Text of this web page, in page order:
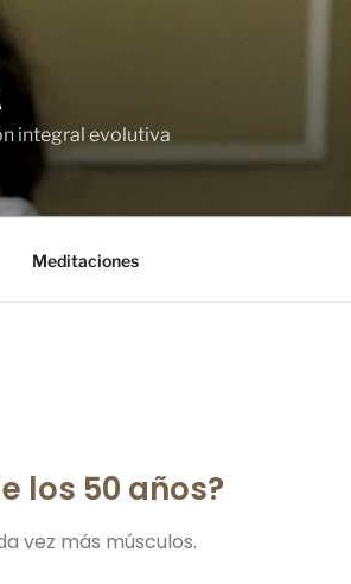
integral evolutiva
Meditaciones
los 50 años?
vez más músculos.